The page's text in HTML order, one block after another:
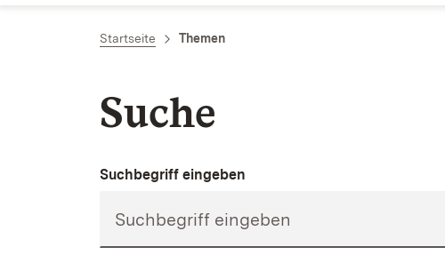
Startseite Themen
Suche
Suchbegriff eingeben